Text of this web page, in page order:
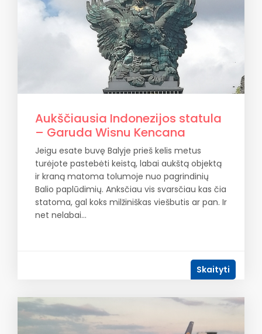
Aukščiausia Indonezijos statula
– Garuda Wisnu Kencana
Jeigu esate buvę Balyje prieš kelis metus
turėjote pastebėti keistą, labai aukštą objektą
ir kraną matoma tolumoje nuo pagrindinių
Balio paplūdimių. Anksčiau vis svarsčiau kas čia
statoma, gal koks milžiniškas viešbutis ar pan. Ir
net nelabai…
Skaityti